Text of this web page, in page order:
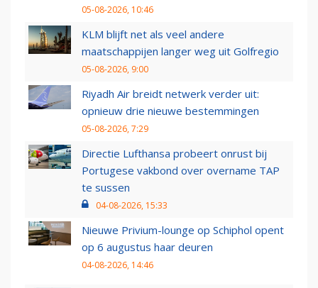
05-08-2026, 10:46
KLM blijft net als veel andere
maatschappijen langer weg uit Golfregio
05-08-2026, 9:00
Riyadh Air breidt netwerk verder uit:
opnieuw drie nieuwe bestemmingen
05-08-2026, 7:29
Directie Lufthansa probeert onrust bij
Portugese vakbond over overname TAP
te sussen
04-08-2026, 15:33
Nieuwe Privium-lounge op Schiphol opent
op 6 augustus haar deuren
04-08-2026, 14:46